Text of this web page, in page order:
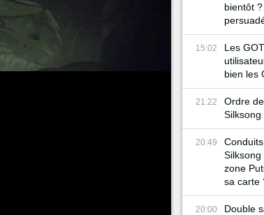
bientôt
15:02
Les
bien les
21:22
Ordre
20:49
zone
sa carte
20:00
Double